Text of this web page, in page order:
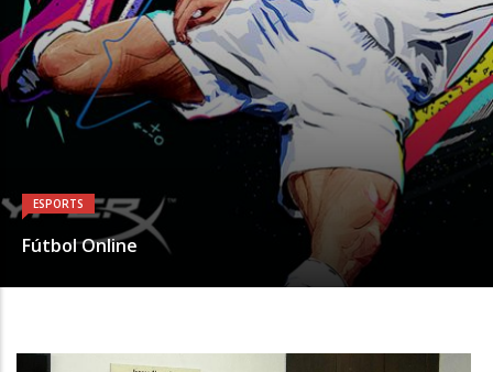
ESPORTS
Fútbol Online